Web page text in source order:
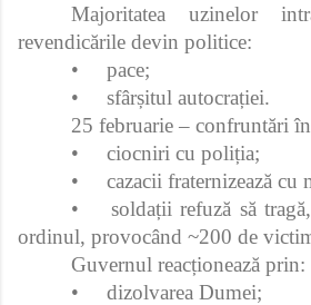
Majoritatea uzinelor
revendicările devin politice:
•
pace;
•
sfârșitul autocrației.
25 februarie – confruntări
•
ciocniri cu poliția;
•
cazacii fraternizează cu
•
soldații refuză să
ordinul, provocând ~200 de
Guvernul reacționează prin:
•
dizolvarea Dumei;